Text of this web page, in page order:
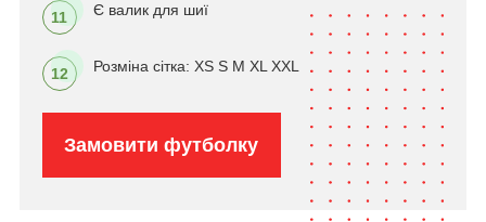
11 Є валик для шиї
12 Розміна сітка: XS S M XL XXL
Замовити футболку